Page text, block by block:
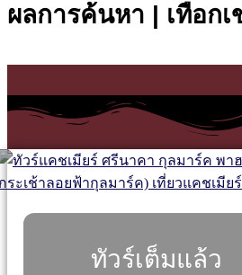
ผลการค้นหา | เทือก
ทัวร์เต็มแล้ว